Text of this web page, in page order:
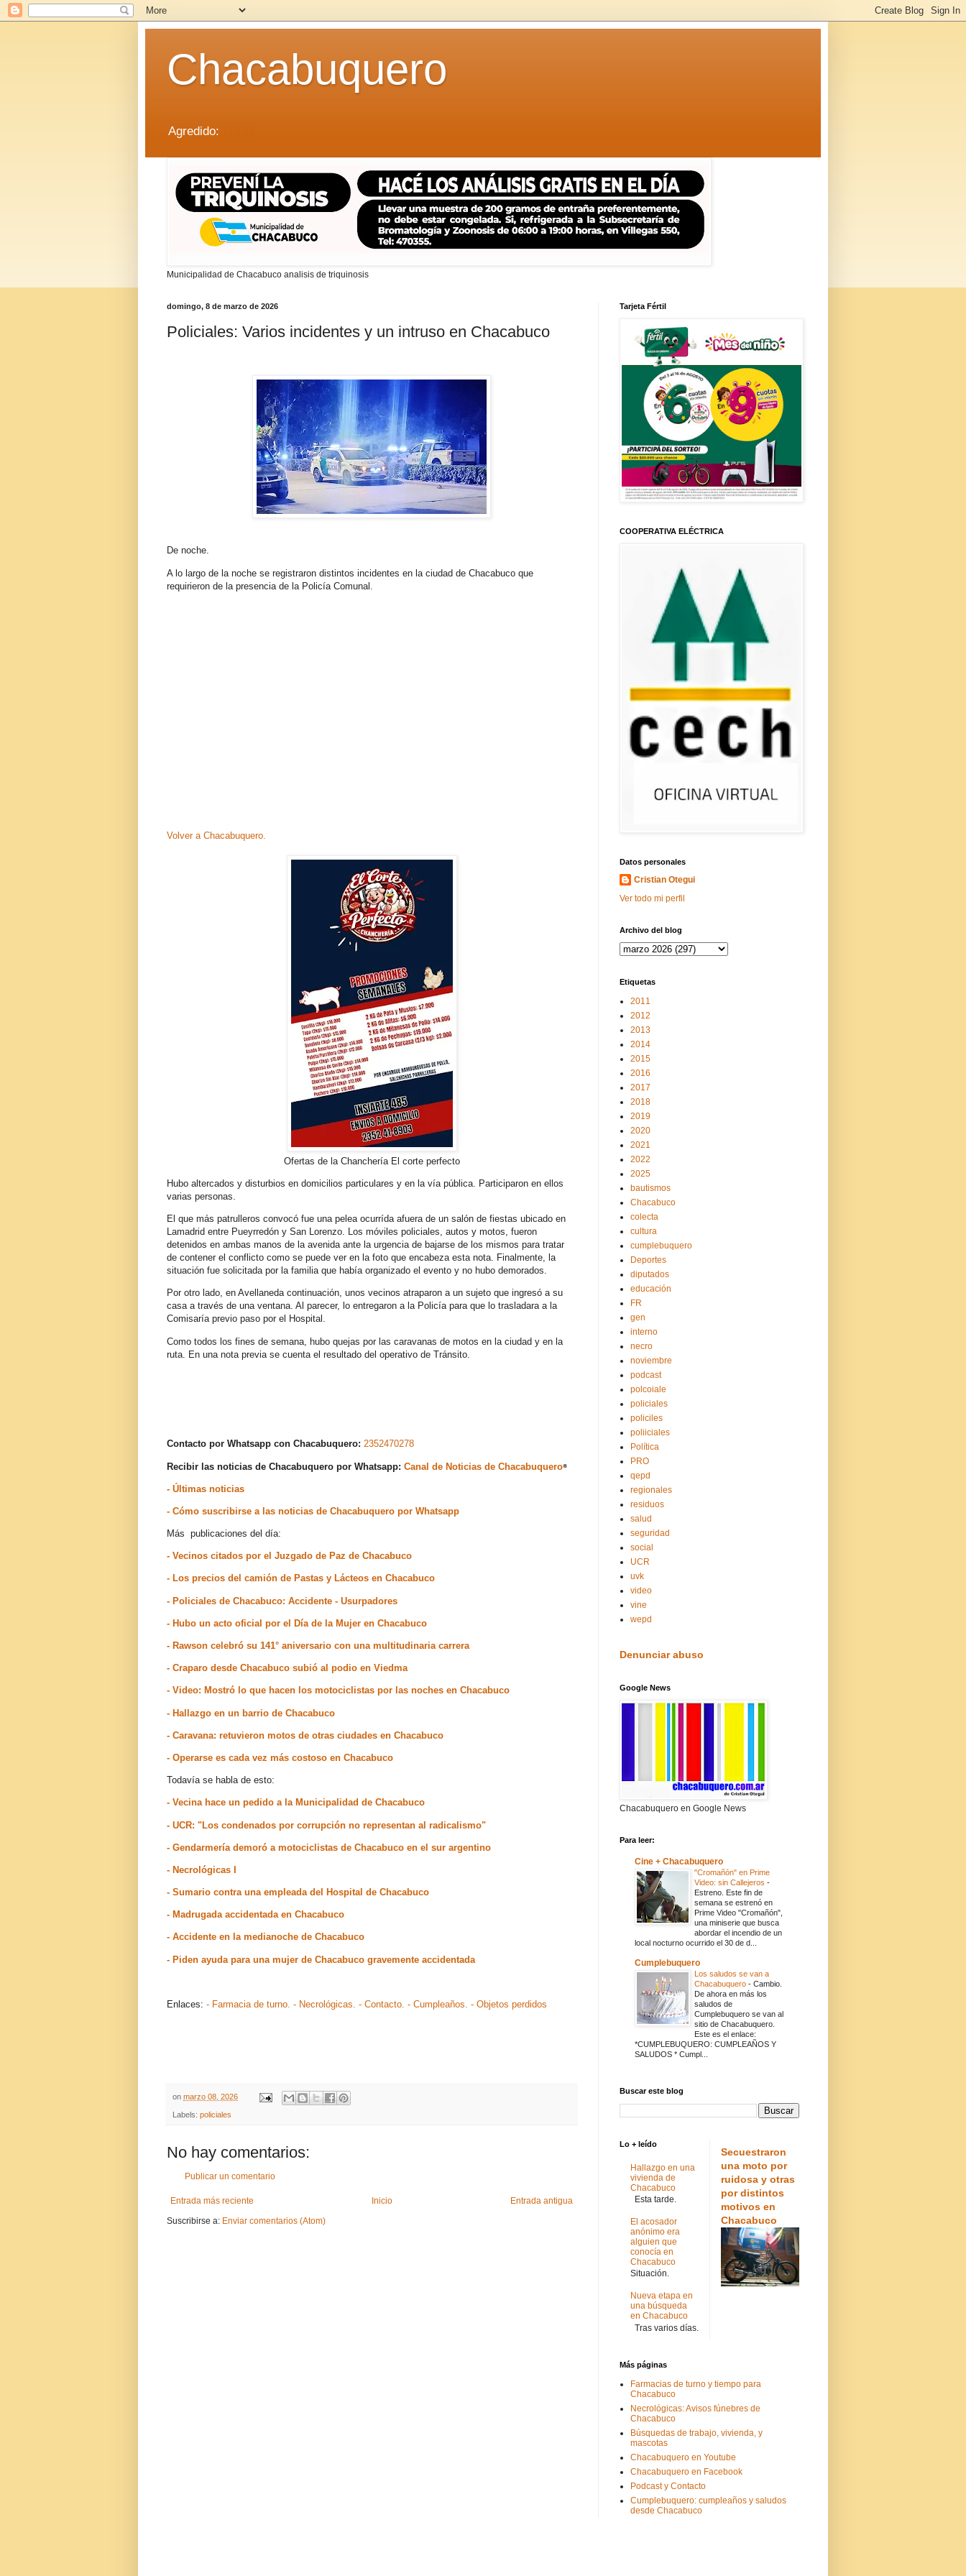
Chacabuquero
Agredido:
Municipalidad de Chacabuco analisis de triquinosis
domingo, 8 de marzo de 2026
Policiales: Varios incidentes y un intruso en Chacabuco
De noche.
A lo largo de la noche se registraron distintos incidentes en la ciudad de Chacabuco que
requirieron de la presencia de la Policía Comunal.
Volver a Chacabuquero.
Ofertas de la Chanchería El corte perfecto
Hubo altercados y disturbios en domicilios particulares y en la vía pública. Participaron en ellos
varias personas.
El que más patrulleros convocó fue una pelea ocurrída afuera de un salón de fiestas ubicado en
Lamadrid entre Pueyrredón y San Lorenzo. Los móviles policiales, autos y motos, fueron
detenidos en ambas manos de la avenida ante la urgencia de bajarse de los mismos para tratar
de contener el conflicto como se puede ver en la foto que encabeza esta nota. Finalmente, la
situación fue solicitada por la familia que había organizado el evento y no hubo demorados.
Por otro lado, en Avellaneda continuación, unos vecinos atraparon a un sujeto que ingresó a su
casa a través de una ventana. Al parecer, lo entregaron a la Policía para que lo trasladara a la
Comisaría previo paso por el Hospital.
Como todos los fines de semana, hubo quejas por las caravanas de motos en la ciudad y en la
ruta. En una nota previa se cuenta el resultado del operativo de Tránsito.
Contacto por Whatsapp con Chacabuquero: 2352470278
Recibir las noticias de Chacabuquero por Whatsapp: Canal de Noticias de Chacabuquero⁸
- Últimas noticias
- Cómo suscribirse a las noticias de Chacabuquero por Whatsapp
Más publicaciones del día:
- Vecinos citados por el Juzgado de Paz de Chacabuco
- Los precios del camión de Pastas y Lácteos en Chacabuco
- Policiales de Chacabuco: Accidente - Usurpadores
- Hubo un acto oficial por el Día de la Mujer en Chacabuco
- Rawson celebró su 141° aniversario con una multitudinaria carrera
- Craparo desde Chacabuco subió al podio en Viedma
- Video: Mostró lo que hacen los motociclistas por las noches en Chacabuco
- Hallazgo en un barrio de Chacabuco
- Caravana: retuvieron motos de otras ciudades en Chacabuco
- Operarse es cada vez más costoso en Chacabuco
Todavía se habla de esto:
- Vecina hace un pedido a la Municipalidad de Chacabuco
- UCR: "Los condenados por corrupción no representan al radicalismo"
- Gendarmería demoró a motociclistas de Chacabuco en el sur argentino
- Necrológicas I
- Sumario contra una empleada del Hospital de Chacabuco
- Madrugada accidentada en Chacabuco
- Accidente en la medianoche de Chacabuco
- Piden ayuda para una mujer de Chacabuco gravemente accidentada
Enlaces: - Farmacia de turno. - Necrológicas. - Contacto. - Cumpleaños. - Objetos perdidos
on marzo 08, 2026
Labels: policiales
No hay comentarios:
Publicar un comentario
Entrada más reciente Entrada antigua
Inicio
Suscribirse a: Enviar comentarios (Atom)
Tarjeta Fértil
COOPERATIVA ELÉCTRICA
Datos personales
Cristian Otegui
Ver todo mi perfil
Archivo del blog
Etiquetas
2011
2012
2013
2014
2015
2016
2017
2018
2019
2020
2021
2022
2025
bautismos
Chacabuco
colecta
cultura
cumplebuquero
Deportes
diputados
educación
FR
gen
interno
necro
noviembre
podcast
polcoiale
policiales
policiles
poliiciales
Política
PRO
qepd
regionales
residuos
salud
seguridad
social
UCR
uvk
video
vine
wepd
Denunciar abuso
Google News
Chacabuquero en Google News
Para leer:
Cine + Chacabuquero
"Cromañón" en Prime
Video: sin Callejeros -
Estreno. Este fin de
semana se estrenó en
Prime Video "Cromañón",
una miniserie que busca
abordar el incendio de un
local nocturno ocurrido el 30 de d...
Cumplebuquero
Los saludos se van a
Chacabuquero - Cambio.
De ahora en más los
saludos de
Cumplebuquero se van al
sitio de Chacabuquero.
Este es el enlace:
*CUMPLEBUQUERO: CUMPLEAÑOS Y
SALUDOS * Cumpl...
Buscar este blog
Lo + leído
Hallazgo en una
vivienda de
Chacabuco
Esta tarde.
El acosador
anónimo era
alguien que
conocía en
Chacabuco
Situación.
Nueva etapa en
una búsqueda
en Chacabuco
Tras varios días.
Secuestraron
una moto por
ruidosa y otras
por distintos
motivos en
Chacabuco
Más páginas
Farmacias de turno y tiempo para
Chacabuco
Necrológicas: Avisos fúnebres de
Chacabuco
Búsquedas de trabajo, vivienda, y
mascotas
Chacabuquero en Youtube
Chacabuquero en Facebook
Podcast y Contacto
Cumplebuquero: cumpleaños y saludos
desde Chacabuco